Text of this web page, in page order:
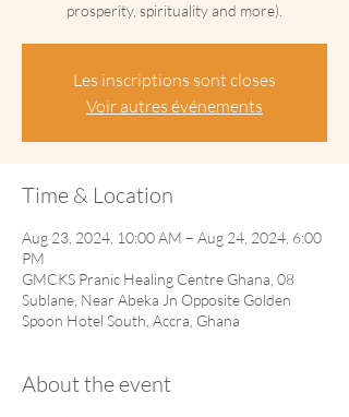
prosperity, spirituality and more).
Les inscriptions sont closes
Voir autres événements
Time & Location
Aug 23, 2024, 10:00 AM – Aug 24, 2024, 6:00
PM
GMCKS Pranic Healing Centre Ghana, 08
Sublane, Near Abeka Jn Opposite Golden
Spoon Hotel South, Accra, Ghana
About the event